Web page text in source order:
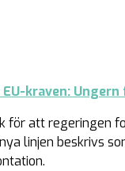
kraven:
för att regeringen
linjen beskrivs